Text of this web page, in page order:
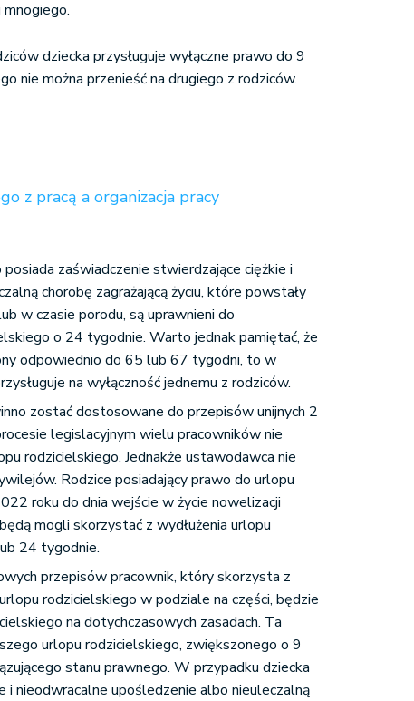
dziecka przysługuje wyłączne prawo do 9
nie można przenieść na drugiego z rodziców.
z pracą a organizacja pracy
zaświadczenie stwierdzające ciężkie i
chorobę zagrażającą życiu, które powstały
w czasie porodu, są uprawnieni do
o 24 tygodnie. Warto jednak pamiętać, że
odpowiednio do 65 lub 67 tygodni, to w
na wyłączność jednemu z rodziców.
zostać dostosowane do przepisów unijnych 2
legislacyjnym wielu pracowników nie
rodzicielskiego. Jednakże ustawodawca nie
Rodzice posiadający prawo do urlopu
roku do dnia wejście w życie nowelizacji
mogli skorzystać z wydłużenia urlopu
24 tygodnie.
przepisów pracownik, który skorzysta z
rodzicielskiego w podziale na części, będzie
na dotychczasowych zasadach. Ta
urlopu rodzicielskiego, zwiększonego o 9
stanu prawnego. W przypadku dziecka
i nieodwracalne upośledzenie albo nieuleczalną